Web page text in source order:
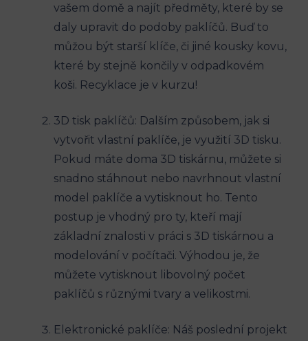
vašem domě a najít předměty, které by se
daly upravit do podoby paklíčů. Buď to
můžou být starší klíče, či jiné kousky kovu,
které by stejně končily v odpadkovém
koši. Recyklace je v kurzu!
3D tisk paklíčů: Dalším způsobem, jak si
vytvořit vlastní paklíče, je využití 3D tisku.
Pokud máte doma 3D tiskárnu, můžete si
snadno stáhnout nebo navrhnout vlastní
model paklíče a vytisknout ho. Tento
postup je vhodný pro ty, kteří mají
základní znalosti v práci s 3D tiskárnou a
modelování v počítači. Výhodou je, že
můžete vytisknout libovolný počet
paklíčů s různými tvary a velikostmi.
Elektronické paklíče: Náš poslední projekt